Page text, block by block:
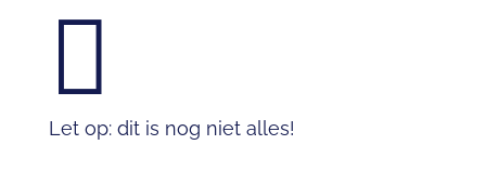

Let op: dit is nog niet alles!